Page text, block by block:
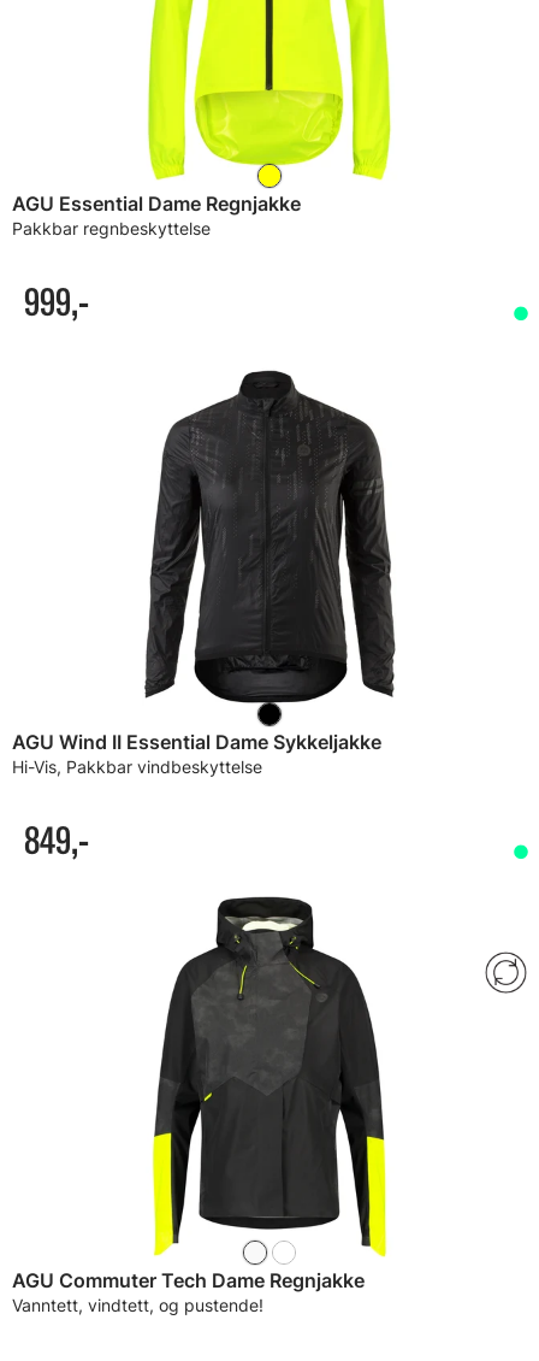
AGU Essential Dame Regnjakke
Pakkbar regnbeskyttelse
999,-
AGU Wind II Essential Dame Sykkeljakke
Hi-Vis, Pakkbar vindbeskyttelse
849,-
AGU Commuter Tech Dame Regnjakke
Vanntett, vindtett, og pustende!